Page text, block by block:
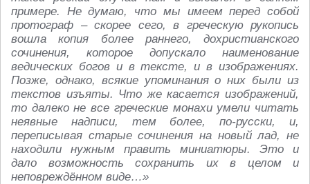
примере. Не думаю, что мы имеем перед собой
протограф – скорее сего, в греческую рукопись
вошла копия более раннего, дохристианского
сочинения, которое допускало наименование
ведических богов и в тексте, и в изображениях.
Позже, однако, всякие упоминания о них были из
текстов изъяты. Что же касается изображений,
то далеко не все греческие монахи умели читать
неявные надписи, тем более, по-русски, и,
переписывая старые сочинения на новый лад, не
находили нужным править миниатюры. Это и
дало возможность сохранить их в целом и
неповреждённом виде…»